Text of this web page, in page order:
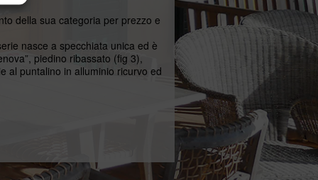
della sua categoria per prezzo e
nasce a specchiata unica ed è
piedino ribassato (fig 3),
al puntalino in alluminio ricurvo ed